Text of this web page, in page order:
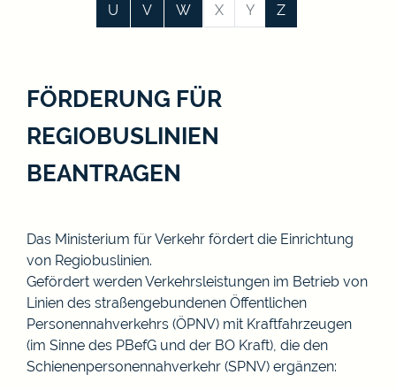
U
V W X Y Z
FÖRDERUNG FÜR
REGIOBUSLINIEN
BEANTRAGEN
Das Ministerium für Verkehr fördert die Einrichtung
von Regiobuslinien.
Gefördert werden Verkehrsleistungen im Betrieb von
Linien des straßengebundenen Öffentlichen
Personennahverkehrs (ÖPNV) mit Kraftfahrzeugen
(im Sinne des PBefG und der BO Kraft), die den
Schienenpersonennahverkehr (SPNV) ergänzen: